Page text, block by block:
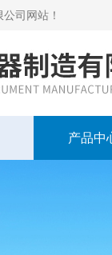
司网站！
产品中